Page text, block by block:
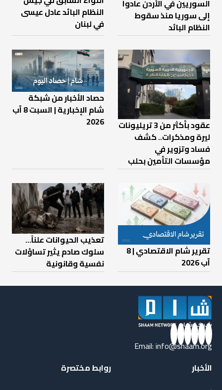
السوريين في الأردن عادوا
إلى سوريا منذ سقوط
النظام البائد
النظام البائد عادل عيسى
في لبنان
عقود بأكثر من 3 تريليونات
ليرة ومذكرات.. كشف
فساد وتزوير في
مؤسسات التأمين بحلب
حصاد الأخبار من شبكة
شام الإخبارية | السبت 8 آب
2026
تقرير شام الاقتصادي | 8
آب 2026
تعذيب الحيوانات علناً…
سلوك صادم يثير تساؤلات
نفسية وقانونية
Email:info@shaam.org
الأخبار
روابط مختصرة